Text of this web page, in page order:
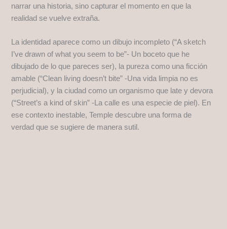
narrar una historia, sino capturar el momento en que la
realidad se vuelve extraña.
La identidad aparece como un dibujo incompleto (“A sketch
I’ve drawn of what you seem to be”- Un boceto que he
dibujado de lo que pareces ser), la pureza como una ficción
amable (“Clean living doesn’t bite” -Una vida limpia no es
perjudicial), y la ciudad como un organismo que late y devora
(“Street’s a kind of skin” -La calle es una especie de piel). En
ese contexto inestable, Temple descubre una forma de
verdad que se sugiere de manera sutil.